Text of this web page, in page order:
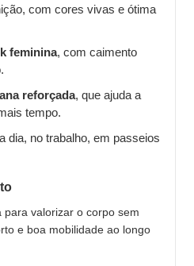
com cores vivas e ótima
feminina, com caimento
reforçada, que ajuda a
tempo.
dia, no trabalho, em passeios
valorizar o corpo sem
e boa mobilidade ao longo